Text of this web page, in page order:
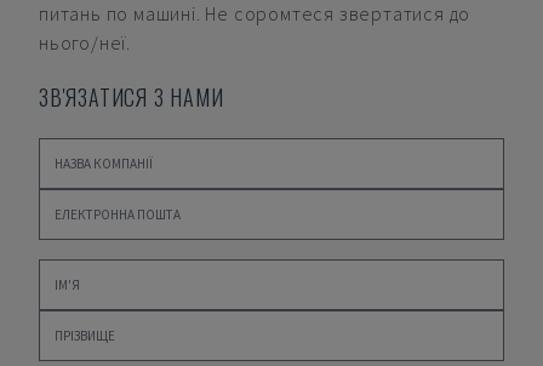
питань по машині. Не соромтеся звертатися до
нього/неї.
ЗВ'ЯЗАТИСЯ З НАМИ